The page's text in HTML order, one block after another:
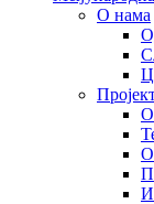
О нама